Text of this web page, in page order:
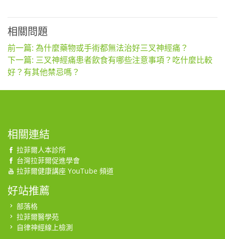
相關問題
前一篇: 為什麼藥物或手術都無法治好三叉神經痛？
下一篇: 三叉神經痛患者飲食有哪些注意事項？吃什麼比較
好？有其他禁忌嗎？
相關連結
拉菲爾人本診所
台灣拉菲爾促進學會
拉菲爾健康講座 YouTube 頻道
好站推薦
部落格
拉菲爾醫學苑
自律神經線上檢測